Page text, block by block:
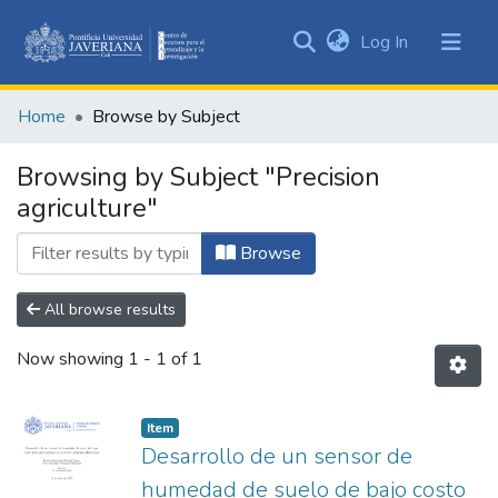
&
All of DSpace
Log In (current)
Home Browse by Subject
Browsing by Subject "Precision
agriculture"
Browse
All browse results
Now showing 1 - 1 of 1
Item
Desarrollo de un sensor de
humedad de suelo de bajo costo